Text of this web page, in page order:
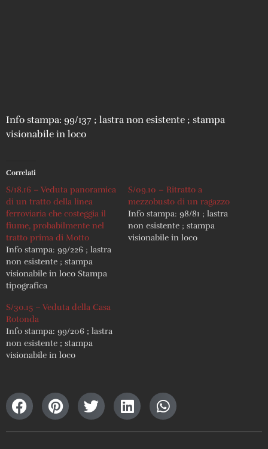
Info stampa: 99/137 ; lastra non esistente ; stampa
visionabile in loco
Correlati
S/18.16 – Veduta panoramica
di un tratto della linea
ferroviaria che costeggia il
fiume, probabilmente nel
tratto prima di Motto
Info stampa: 99/226 ; lastra
non esistente ; stampa
visionabile in loco Stampa
tipografica
S/09.10 – Ritratto a
mezzobusto di un ragazzo
Info stampa: 98/81 ; lastra
non esistente ; stampa
visionabile in loco
S/30.15 – Veduta della Casa
Rotonda
Info stampa: 99/206 ; lastra
non esistente ; stampa
visionabile in loco